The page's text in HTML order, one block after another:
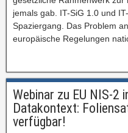
jemals gab. IT-SiG 1.0 und
Spaziergang. Das Problem
europäische Regelungen
Webinar zu EU NIS-2
Datakontext:
verfügbar!